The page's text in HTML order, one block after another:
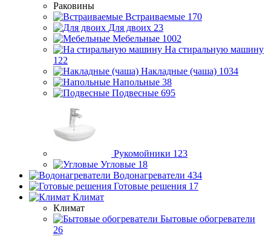
Раковины
Встраиваемые 170
Для двоих 23
Мебельные 1002
На стиральную машину
122
Накладные (чаша) 1034
Напольные 38
Подвесные 695
Рукомойники 123
Угловые 18
Водонагреватели 434
Готовые решения 17
Климат
Климат
Бытовые обогреватели
26